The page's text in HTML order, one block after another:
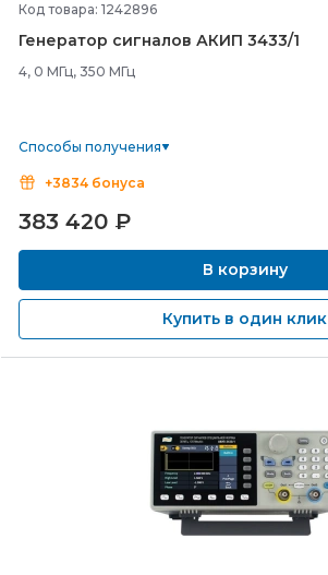
Код товара: 1242896
Генератор сигналов АКИП 3433/1
4, 0 МГц, 350 МГц
Способы получения
+3834 бонуса
383 420 ₽
В корзину
Купить в один клик